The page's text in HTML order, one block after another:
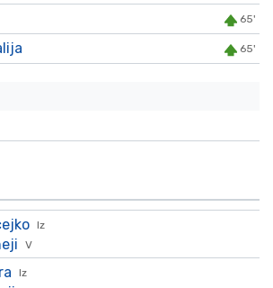
65'
65'
Iz
V
Iz